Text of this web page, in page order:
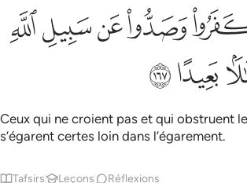
سبيل الله قد ضلوا ضلالا بعيدا ١٦٧
عَن سَبِيلِ ٱللَّهِ قَدْ ضَلُّوا۟ ضَلَـٰلًۢا بَعِيدًا ١٦٧
ﲓﲔﲕﲖ
ﲚﲛ
Ceux qui ne croient pas et qui obstruent
s’égarent certes loin dans l’égarement.
Tafsirs Leçons Réflexions